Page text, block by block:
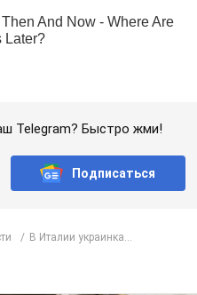
Telegram? Быстро жми!
Подписаться
В Италии украинка...